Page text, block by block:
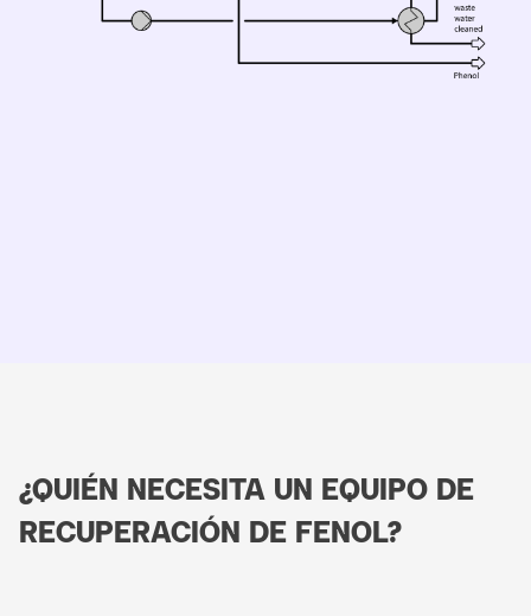
¿QUIÉN NECESITA UN EQUIPO DE
RECUPERACIÓN DE FENOL?